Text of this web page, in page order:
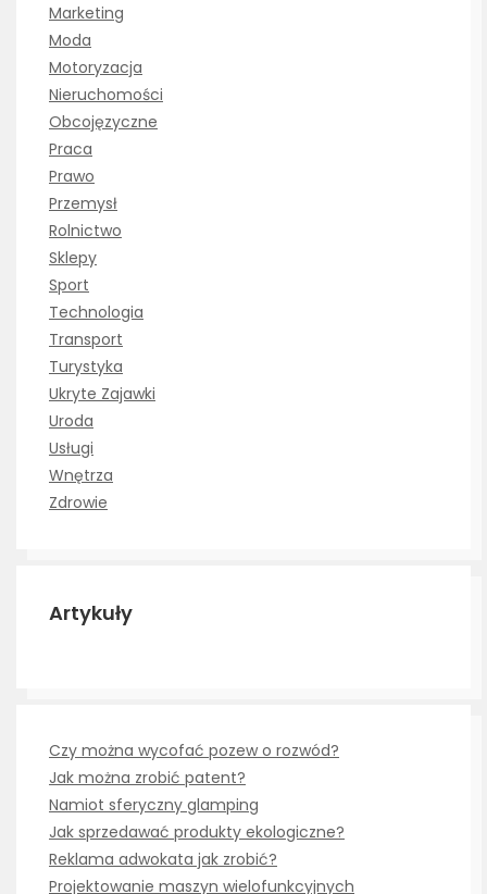
Marketing
Moda
Motoryzacja
Nieruchomości
Obcojęzyczne
Praca
Prawo
Przemysł
Rolnictwo
Sklepy
Sport
Technologia
Transport
Turystyka
Ukryte Zajawki
Uroda
Usługi
Wnętrza
Zdrowie
Artykuły
Czy można wycofać pozew o rozwód?
Jak można zrobić patent?
Namiot sferyczny glamping
Jak sprzedawać produkty ekologiczne?
Reklama adwokata jak zrobić?
Projektowanie maszyn wielofunkcyjnych